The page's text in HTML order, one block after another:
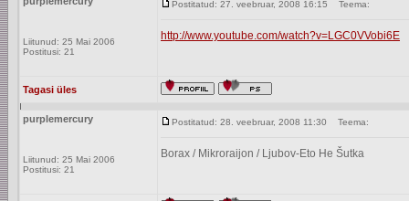
Liitunud: 25 Mai 2006
Postitusi: 21
Postitatud: 27. veebruar, 2008 16:15 Teema:
http://www.youtube.com/watch?v=LGC0VVobi6E
Tagasi üles
purplemercury
Liitunud: 25 Mai 2006
Postitusi: 21
Postitatud: 28. veebruar, 2008 11:30 Teema:
Borax / Mikroraijon / Ljubov-Eto He Šutka